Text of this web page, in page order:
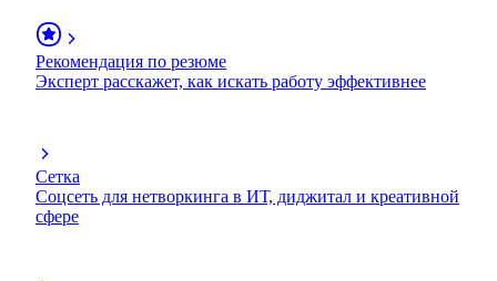
Рекомендация по резюме
Эксперт расскажет, как искать работу эффективнее
Сетка
Соцсеть для нетворкинга в ИТ, диджитал и креативной
сфере